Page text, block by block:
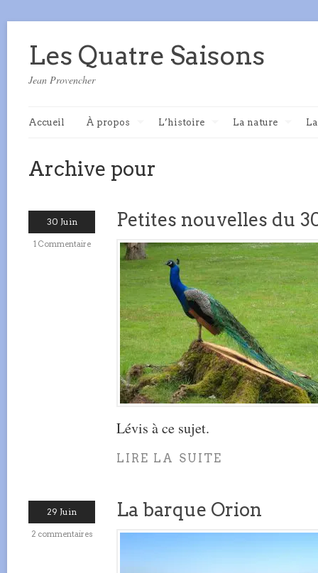
Les Quatre Saisons
Jean Provencher
Accueil À propos L’histoire La nature
Archive pour
30 Juin
1 Commentaire
Petites nouvelles du
Lévis à ce sujet.
LIRE LA SUITE
29 Juin
2 commentaires
La barque Orion